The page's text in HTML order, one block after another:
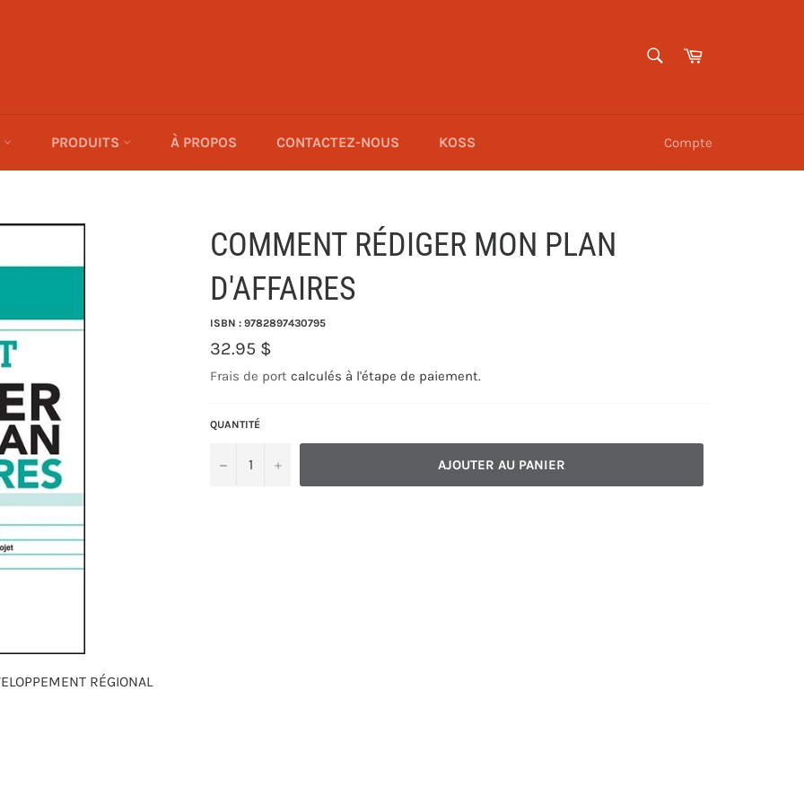
Panier
PRODUITS À PROPOS CONTACTEZ-NOUS KOSS Compte
COMMENT RÉDIGER MON PLAN
D'AFFAIRES
ISBN : 9782897430795
Prix
régulier
32.95 $
Frais de port calculés à l'étape de paiement.
QUANTITÉ
− + AJOUTER AU PANIER
RÉGIONAL